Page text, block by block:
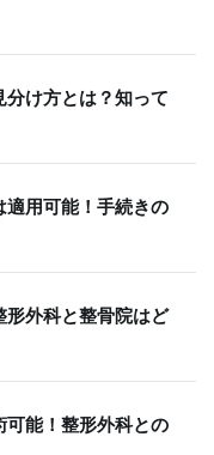
分け方とは？知って
適用可能！手続きの
形外科と整骨院はど
可能！整形外科との